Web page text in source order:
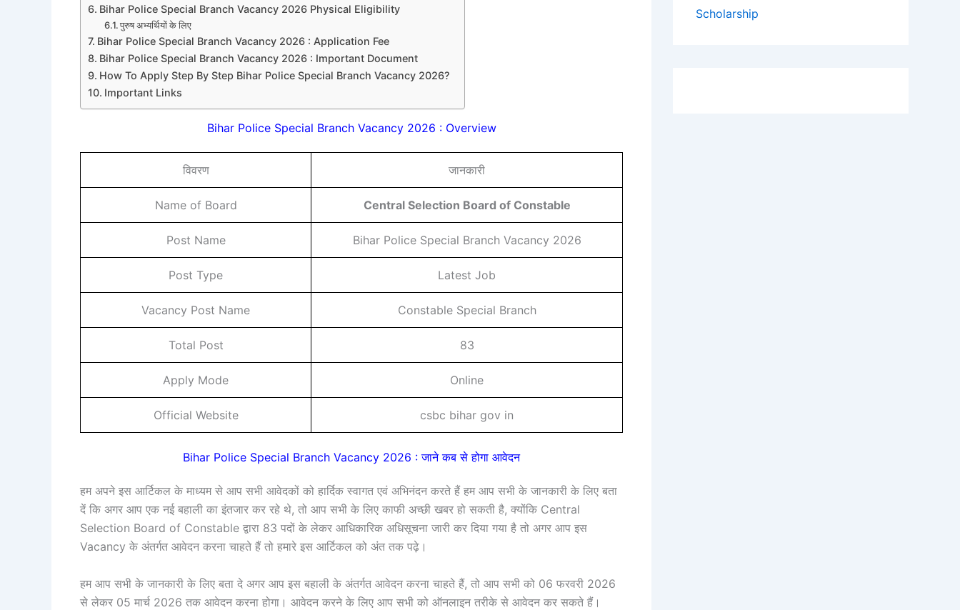
Bihar Police Special Branch Vacancy 2026 Physical Eligibility
पुरुष अभ्यर्थियों के लिए
Bihar Police Special Branch Vacancy 2026 : Application Fee
Bihar Police Special Branch Vacancy 2026 : Important Document
How To Apply Step By Step Bihar Police Special Branch Vacancy 2026?
Important Links
Bihar Police Special Branch Vacancy 2026 : Overview
विवरण जानकारी
Name of Board Central Selection Board of Constable
Post Name Bihar Police Special Branch Vacancy 2026
Post Type Latest Job
Vacancy Post Name Constable Special Branch
Total Post 83
Apply Mode Online
Official Website csbc bihar gov in
Bihar Police Special Branch Vacancy 2026 : जाने कब से होगा आवेदन
हम अपने इस आर्टिकल के माध्यम से आप सभी आवेदकों को हार्दिक स्वागत एवं अभिनंदन करते हैं हम आप सभी के जानकारी के लिए बता
दें कि अगर आप एक नई बहाली का इंतजार कर रहे थे, तो आप सभी के लिए काफी अच्छी खबर हो सकती है, क्योंकि Central
Selection Board of Constable द्वारा 83 पदों के लेकर आधिकारिक अधिसूचना जारी कर दिया गया है तो अगर आप इस
Vacancy के अंतर्गत आवेदन करना चाहते हैं तो हमारे इस आर्टिकल को अंत तक पढ़े।
हम आप सभी के जानकारी के लिए बता दे अगर आप इस बहाली के अंतर्गत आवेदन करना चाहते हैं, तो आप सभी को 06 फरवरी 2026
से लेकर 05 मार्च 2026 तक आवेदन करना होगा। आवेदन करने के लिए आप सभी को ऑनलाइन तरीके से आवेदन कर सकते हैं।
Scholarship